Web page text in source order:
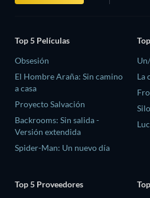
Top 5 Películas
Obsesión
El Hombre Araña: Sin camino
a casa
Proyecto Salvación
Backrooms: Sin salida -
Versión extendida
Spider-Man: Un nuevo día
La
Silo
Top 5 Proveedores